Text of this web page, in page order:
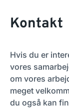
Kontakt
Hvis du er
vores
om vores
meget
du også kan